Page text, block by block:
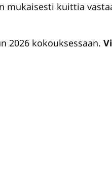
mukaisesti kuittia
2026 kokouksessaan.